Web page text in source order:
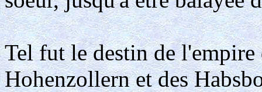
Tel fut le destin de l'empire
Hohenzollern et des